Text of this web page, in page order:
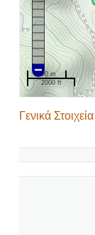
500 m
2000 ft
Γενικά Στοιχεία